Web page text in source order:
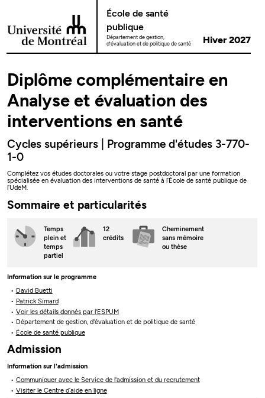
École de santé
publique
Département de gestion,
d’évaluation et de politique de santé
Hiver 2027
Diplôme complémentaire en
Analyse et évaluation des
interventions en santé
Cycles supérieurs | Programme d'études 3-770-
1-0
Complétez vos études doctorales ou votre stage postdoctoral par une formation
spécialisée en évaluation des interventions de santé à l’École de santé publique de
l’UdeM.
Sommaire et particularités
Temps
plein et
temps
partiel
12
crédits
Cheminement
sans mémoire
ou thèse
Information sur le programme
David Buetti
Patrick Simard
Voir les détails donnés par l'ESPUM
Département de gestion, d'évaluation et de politique de santé
École de santé publique
Admission
Information sur l'admission
Communiquer avec le Service de l'admission et du recrutement
Visiter le Centre d’aide en ligne